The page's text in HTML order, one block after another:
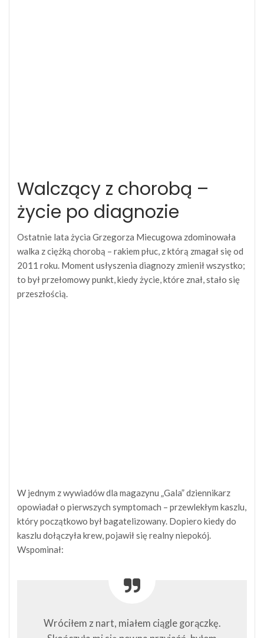
Walczący z chorobą –
życie po diagnozie
Ostatnie lata życia Grzegorza Miecugowa zdominowała
walka z ciężką chorobą – rakiem płuc, z którą zmagał się od
2011 roku. Moment usłyszenia diagnozy zmienił wszystko;
to był przełomowy punkt, kiedy życie, które znał, stało się
przeszłością.
W jednym z wywiadów dla magazynu „Gala” dziennikarz
opowiadał o pierwszych symptomach – przewlekłym kaszlu,
który początkowo był bagatelizowany. Dopiero kiedy do
kaszlu dołączyła krew, pojawił się realny niepokój.
Wspominał:
Wróciłem z nart, miałem ciągle gorączkę.